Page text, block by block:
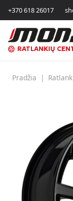
+370 618 26017
RATLANKIŲ
Pradžia |